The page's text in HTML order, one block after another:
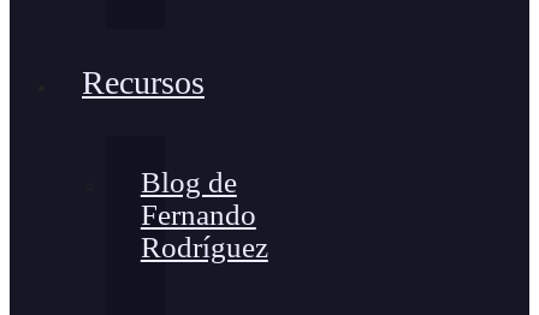
Recursos
Blog de
Fernando
Rodríguez